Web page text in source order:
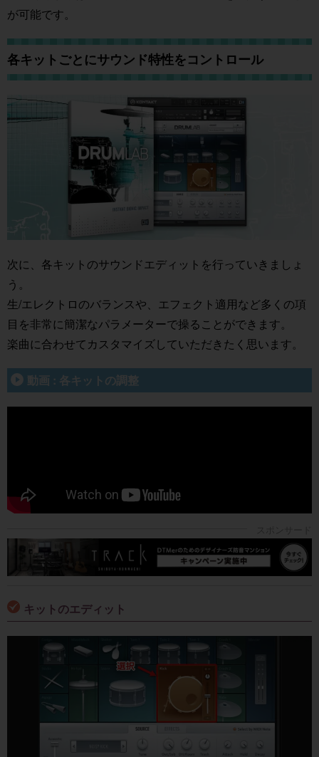
が可能です。
各キットごとにサウンド特性をコントロール
次に、各キットのサウンドエディットを行っていきましょ
う。
生/エレクトロのバランスや、エフェクト適用など多くの項
目を非常に簡潔なパラメーターで操ることができます。
楽曲に合わせてカスタマイズしていただきたく思います。
動画 : 各キットの調整
キットのエディット